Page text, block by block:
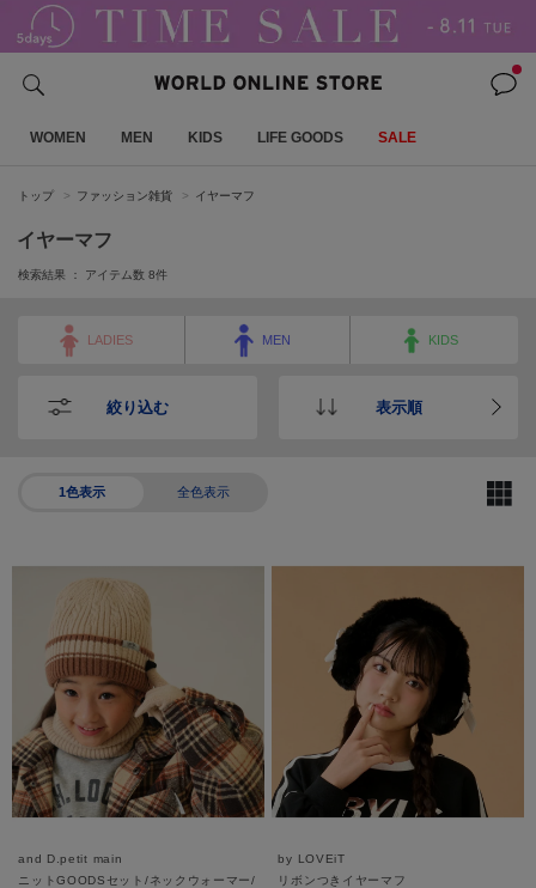
WOMEN MEN KIDS LIFE GOODS SALE
トップ ファッション雑貨 イヤーマフ
イヤーマフ
検索結果 ： アイテム数 8件
LADIES MEN KIDS
絞り込む 表示順
1色表示 全色表示
and D.petit main
ニットGOODSセット/ネックウォーマー/
by LOVEiT
リボンつきイヤーマフ